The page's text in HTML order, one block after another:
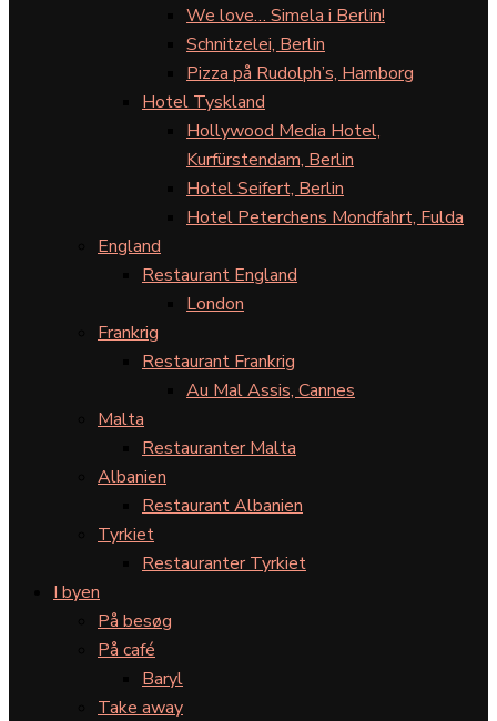
We love… Simela i Berlin!
Schnitzelei, Berlin
Pizza på Rudolph’s, Hamborg
Hotel Tyskland
Hollywood Media Hotel,
Kurfürstendam, Berlin
Hotel Seifert, Berlin
Hotel Peterchens Mondfahrt, Fulda
England
Restaurant England
London
Frankrig
Restaurant Frankrig
Au Mal Assis, Cannes
Malta
Restauranter Malta
Albanien
Restaurant Albanien
Tyrkiet
Restauranter Tyrkiet
I byen
På besøg
På café
Baryl
Take away